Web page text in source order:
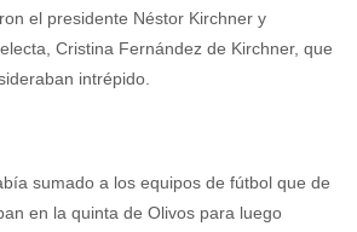
el presidente Néstor Kirchner y
Cristina Fernández de Kirchner, que
intrépido.
sumado a los equipos de fútbol que de
en la quinta de Olivos para luego